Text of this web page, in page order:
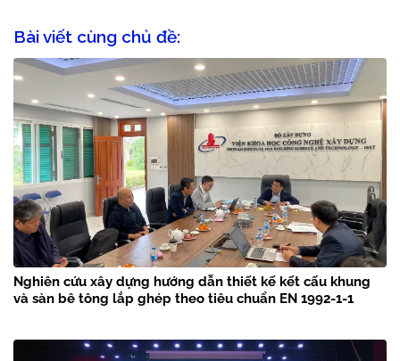
Bài viết cùng chủ đề:
Nghiên cứu xây dựng hướng dẫn thiết kế kết cấu khung
và sàn bê tông lắp ghép theo tiêu chuẩn EN 1992-1-1